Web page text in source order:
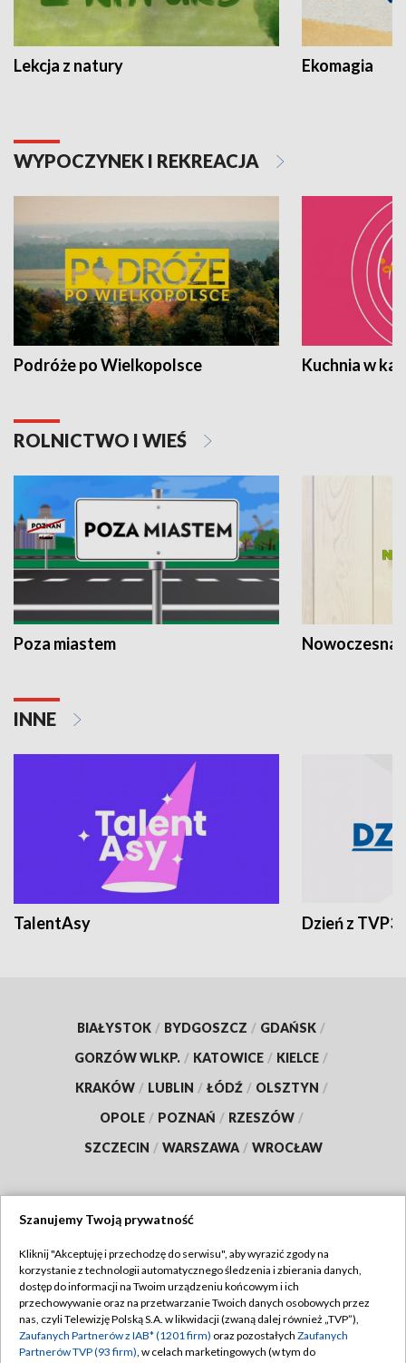
Lekcja z natury Ekomagia
WYPOCZYNEK I REKREACJA
Podróże po Wielkopolsce Kuchnia w
ROLNICTWO I WIEŚ
Poza miastem Nowoczesna
INNE
TalentAsy Dzień z TVP3
BIAŁYSTOK / BYDGOSZCZ / GDAŃSK /
GORZÓW WLKP. / KATOWICE / KIELCE /
KRAKÓW / LUBLIN / ŁÓDŹ / OLSZTYN /
OPOLE / POZNAŃ / RZESZÓW /
SZCZECIN / WARSZAWA / WROCŁAW
TVP
Abonament TVP
Emisja w TVP
Regulamin TVP
Polityka prywatności
Szanujemy Twoją prywatność
Kliknij "Akceptuję i przechodzę do serwisu", aby wyrazić zgody na
korzystanie z technologii automatycznego śledzenia i zbierania danych,
dostęp do informacji na Twoim urządzeniu końcowym i ich
przechowywanie oraz na przetwarzanie Twoich danych osobowych przez
nas, czyli Telewizję Polską S.A. w likwidacji (zwaną dalej również „TVP”),
Zaufanych Partnerów z IAB* (1201 firm) oraz pozostałych Zaufanych
Partnerów TVP (93 firm), w celach marketingowych (w tym do